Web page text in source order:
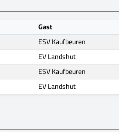
Gast
ESV Kaufbeuren
EV Landshut
ESV Kaufbeuren
EV Landshut